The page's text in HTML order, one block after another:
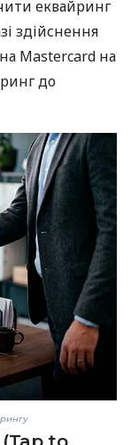
еквайринг
здійснення
Mastercard на
до